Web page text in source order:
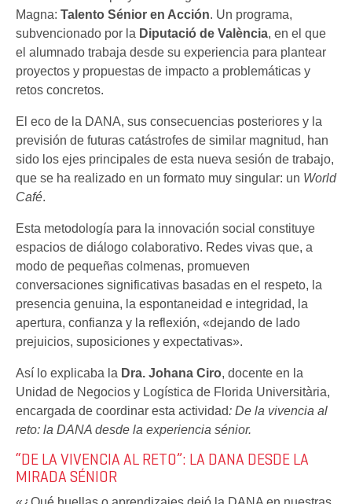
Magna: Talento Sénior en Acción. Un programa,
subvencionado por la Diputació de València, en el que
el alumnado trabaja desde su experiencia para plantear
proyectos y propuestas de impacto a problemáticas y
retos concretos.
El eco de la DANA, sus consecuencias posteriores y la
previsión de futuras catástrofes de similar magnitud, han
sido los ejes principales de esta nueva sesión de trabajo,
que se ha realizado en un formato muy singular: un World
Café.
Esta metodología para la innovación social constituye
espacios de diálogo colaborativo. Redes vivas que, a
modo de pequeñas colmenas, promueven
conversaciones significativas basadas en el respeto, la
presencia genuina, la espontaneidad e integridad, la
apertura, confianza y la reflexión, «dejando de lado
prejuicios, suposiciones y expectativas».
Así lo explicaba la Dra. Johana Ciro, docente en la
Unidad de Negocios y Logística de Florida Universitària,
encargada de coordinar esta actividad: De la vivencia al
reto: la DANA desde la experiencia sénior.
“DE LA VIVENCIA AL RETO”: LA DANA DESDE LA
MIRADA SÉNIOR